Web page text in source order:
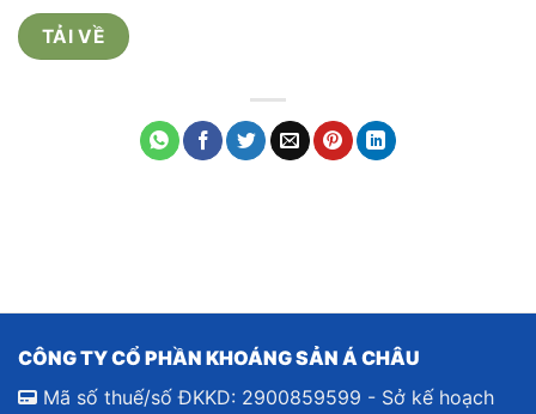
TẢI VỀ
CÔNG TY CỔ PHẦN KHOÁNG SẢN Á CHÂU
Mã số thuế/số ĐKKD: 2900859599 - Sở kế hoạch